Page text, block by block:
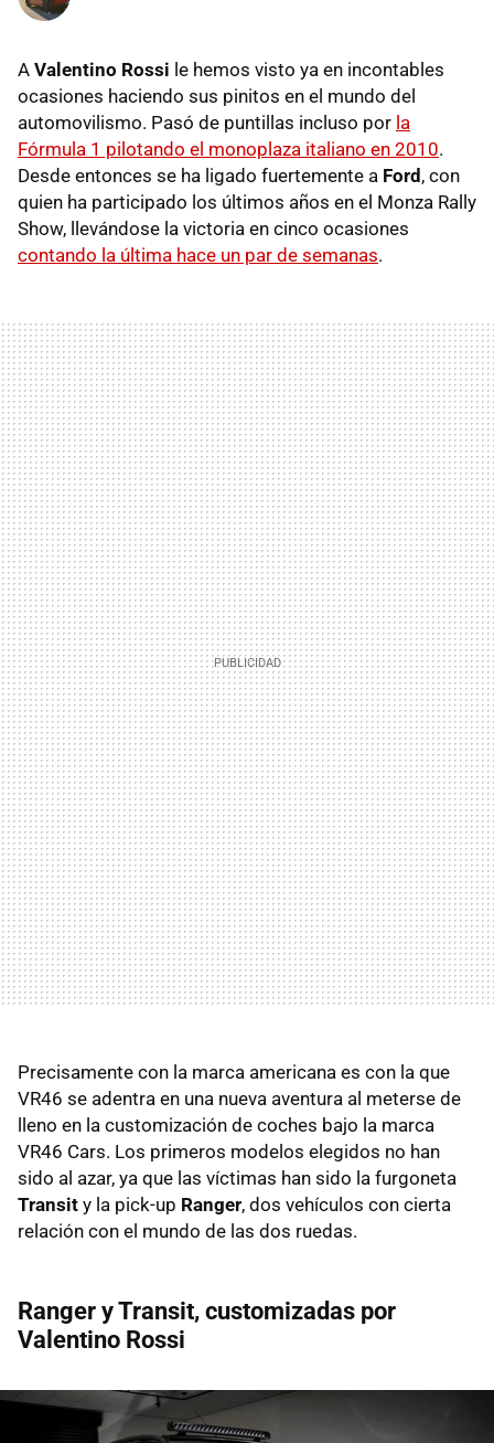
A Valentino Rossi le hemos visto ya en incontables
ocasiones haciendo sus pinitos en el mundo del
automovilismo. Pasó de puntillas incluso por la
Fórmula 1 pilotando el monoplaza italiano en 2010.
Desde entonces se ha ligado fuertemente a Ford, con
quien ha participado los últimos años en el Monza Rally
Show, llevándose la victoria en cinco ocasiones
contando la última hace un par de semanas.
Precisamente con la marca americana es con la que
VR46 se adentra en una nueva aventura al meterse de
lleno en la customización de coches bajo la marca
VR46 Cars. Los primeros modelos elegidos no han
sido al azar, ya que las víctimas han sido la furgoneta
Transit y la pick-up Ranger, dos vehículos con cierta
relación con el mundo de las dos ruedas.
Ranger y Transit, customizadas por
Valentino Rossi